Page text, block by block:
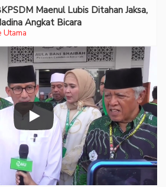
Utama
Maenul Lubis Ditahan Jaksa,
Angkat Bicara